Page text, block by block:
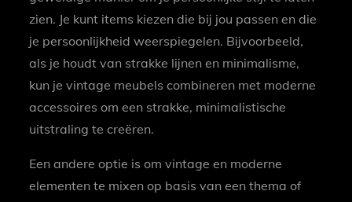
zien. Je kunt items kiezen die bij jou passen en die
je persoonlijkheid weerspiegelen. Bijvoorbeeld,
als je houdt van strakke lijnen en minimalisme,
kun je vintage meubels combineren met moderne
accessoires om een strakke, minimalistische
uitstraling te creëren.
Een andere optie is om vintage en moderne
elementen te mixen op basis van een thema of